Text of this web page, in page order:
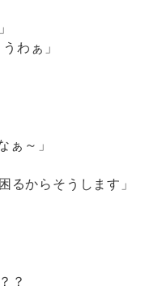
わぁ」
ぁ～」
からそうします」
？